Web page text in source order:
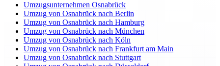
Umzugsunternehmen Osnabrück
Umzug von Osnabrück nach Berlin
Umzug von Osnabrück nach Hamburg
Umzug von Osnabrück nach München
Umzug von Osnabrück nach Köln
Umzug von Osnabrück nach Frankfurt am Main
Umzug von Osnabrück nach Stuttgart